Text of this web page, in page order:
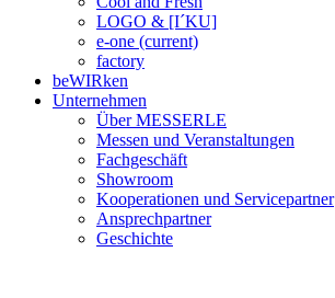
LOGO & [I´KU]
e-one (current)
factory
beWIRken
Unternehmen
Über MESSERLE
Messen und Veranstaltungen
Fachgeschäft
Showroom
Kooperationen und Servicepartner
Ansprechpartner
Geschichte